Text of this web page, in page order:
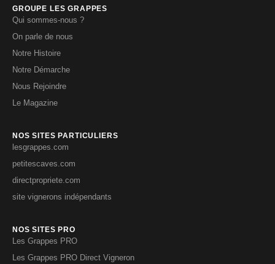
GROUPE LES GRAPPES
Qui sommes-nous ?
On parle de nous
Notre Histoire
Notre Démarche
Nous Rejoindre
Le Magazine
NOS SITES PARTICULIERS
lesgrappes.com
petitescaves.com
directpropriete.com
site vignerons indépendants
NOS SITES PRO
Les Grappes PRO
Les Grappes PRO Direct Vigneron